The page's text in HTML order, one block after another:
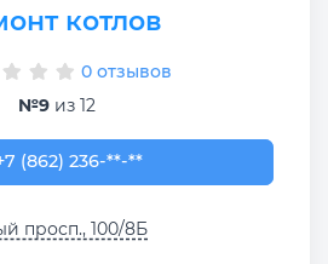
котлов
0 отзывов
№9 из 12
(862) 236-23-60
(862) 236-**-**
просп., 100/8Б